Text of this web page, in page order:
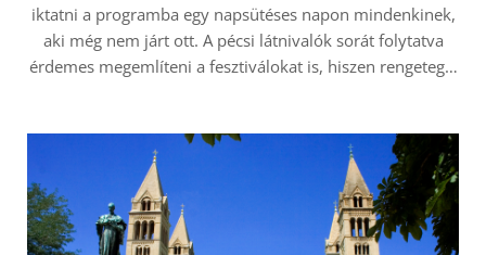
iktatni a programba egy napsütéses napon mindenkinek,
aki még nem járt ott. A pécsi látnivalók sorát folytatva
érdemes megemlíteni a fesztiválokat is, hiszen rengeteg…